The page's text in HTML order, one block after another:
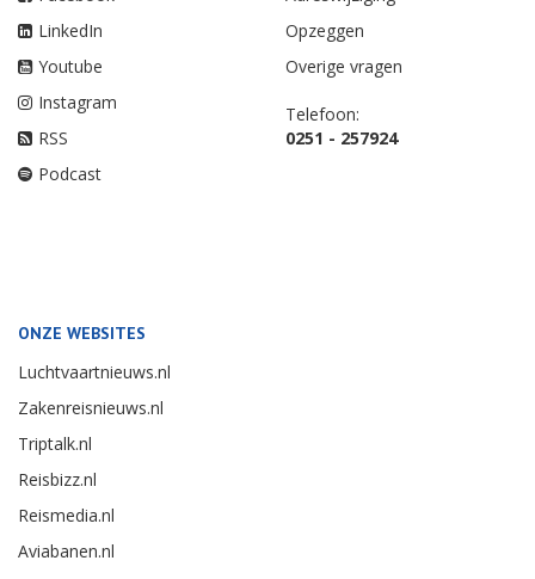
LinkedIn
Youtube
Instagram
RSS
Podcast
Opzeggen
Overige vragen
Telefoon:
0251 - 257924
ONZE WEBSITES
Luchtvaartnieuws.nl
Zakenreisnieuws.nl
Triptalk.nl
Reisbizz.nl
Reismedia.nl
Aviabanen.nl